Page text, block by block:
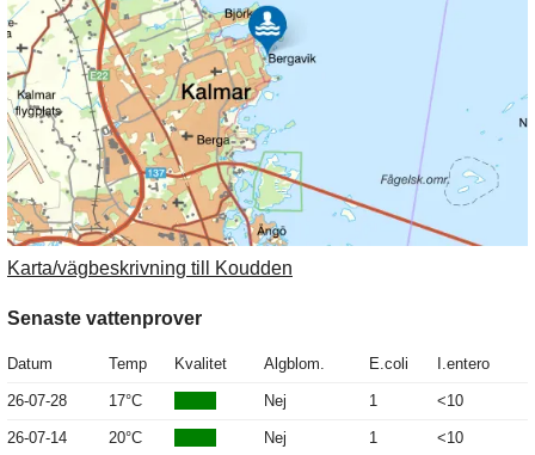
Karta/vägbeskrivning till Koudden
Senaste vattenprover
Datum Temp Kvalitet Algblom. E.coli I.entero
26-07-28 17°C Nej 1 <10
26-07-14 20°C Nej 1 <10